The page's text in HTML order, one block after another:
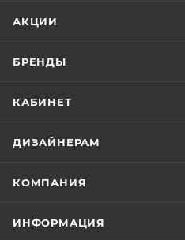
АКЦИИ
БРЕНДЫ
КАБИНЕТ
ДИЗАЙНЕРАМ
КОМПАНИЯ
ИНФОРМАЦИЯ